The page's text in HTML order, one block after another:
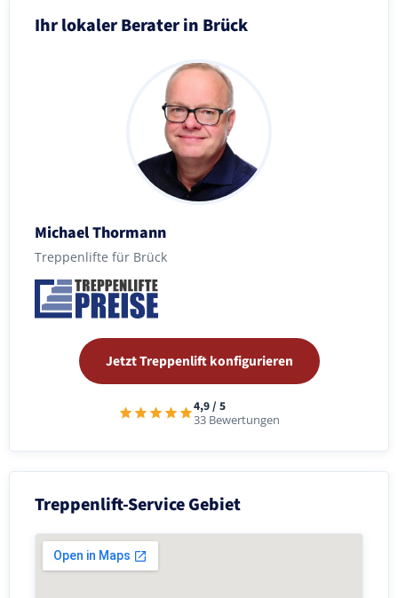
Ihr lokaler Berater in Brück
Michael Thormann
Treppenlifte für Brück
Jetzt Treppenlift konfigurieren
4,9 / 5
33 Bewertungen
Treppenlift-Service Gebiet